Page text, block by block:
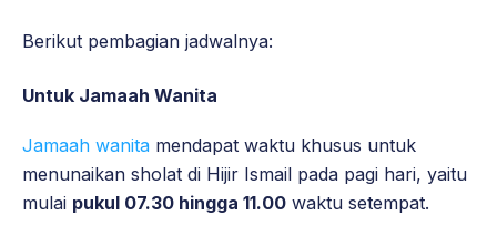
Berikut pembagian jadwalnya:
Untuk Jamaah Wanita
Jamaah wanita mendapat waktu khusus untuk
menunaikan sholat di Hijir Ismail pada pagi hari, yaitu
mulai pukul 07.30 hingga 11.00 waktu setempat.